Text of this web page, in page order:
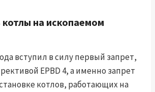
на ископаемом
вступил в силу первый запрет,
EPBD 4, а именно запрет
котлов, работающих на